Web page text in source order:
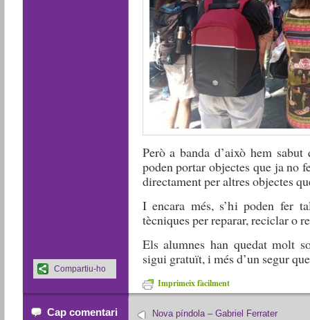
Però a banda d’això hem
poden portar objectes que ja no
directament per altres objectes
I encara més, s’hi poden fer
tècniques per reparar, reciclar o
Els alumnes han quedat molt
sigui gratuït, i més d’un segur
Imprimeix fàcilment
Compartiu-ho
Cap comentari Nova píndola – Gabriel Ferrater